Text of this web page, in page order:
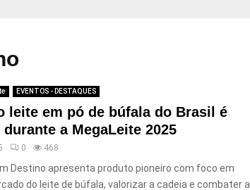
EVENTOS - DESTAQUES
leite em pó de búfala do Brasil é
a MegaLeite 2025
0 468
Destino apresenta produto pioneiro com foco em
do leite de búfala, valorizar a cadeia e combater a